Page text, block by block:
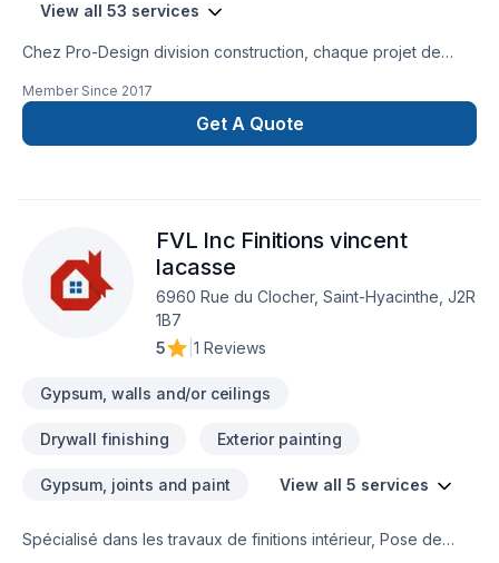
View all 53 services
Chez Pro-Design division construction, chaque projet de
Clôture, Cuisine, Démolition, Escalier et rampe, Gouttières,
Gypse, Insonorisation, Isolation, Isolation entre-toît, Isolation
mur, Isolation sous-sol, Margelle, Meubles, Patio, Peinture,
joint, Toiture est l'occasion de démontrer notre engagement
envers la qualité et la satisfaction client à Centre du
Québec,Montérégie. Notre mission : concrétiser vos projets
tout en respectant vos exigences, vos délais et votre vision.
Transformons ensemble vos idées en réalité. Contactez-nous
Member Since 2017
Get A Quote
FVL Inc Finitions vincent
lacasse
6960 Rue du Clocher, Saint-Hyacinthe, J2R
1B7
5
1 Reviews
Gypsum, walls and/or ceilings
Drywall finishing Exterior painting
Gypsum, joints and paint View all 5 services
Spécialisé dans les travaux de finitions intérieur, Pose de